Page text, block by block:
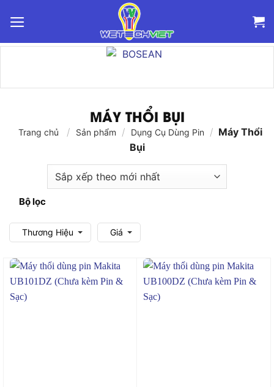
qua
MÁY THỔI BỤI
Trang chủ / Sản phẩm / Dụng Cụ Dùng Pin / Máy Thổi
Bụi
Bộ lọc
Thương Hiệu Giá